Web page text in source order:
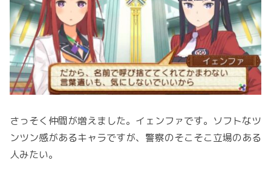
さっそく仲間が増えました。イェンファです。ソフトなツ
ンツン感があるキャラですが、警察のそこそこ立場のある
人みたい。